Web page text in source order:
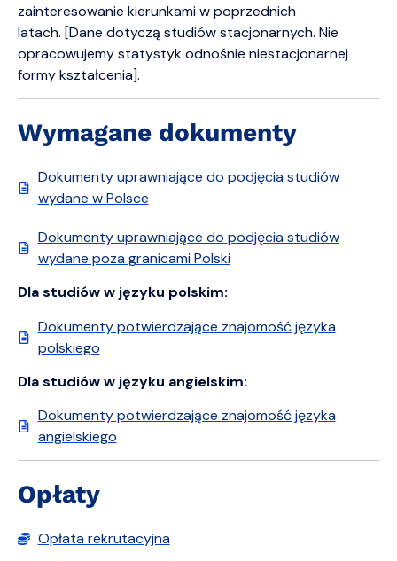
zainteresowanie kierunkami w poprzednich
latach. [Dane dotyczą studiów stacjonarnych. Nie
opracowujemy statystyk odnośnie niestacjonarnej
formy kształcenia].
Wymagane dokumenty
Dokumenty uprawniające do podjęcia studiów
wydane w Polsce
Dokumenty uprawniające do podjęcia studiów
wydane poza granicami Polski
Dla studiów w języku polskim:
Dokumenty potwierdzające znajomość języka
polskiego
Dla studiów w języku angielskim:
Dokumenty potwierdzające znajomość języka
angielskiego
Opłaty
Opłata rekrutacyjna